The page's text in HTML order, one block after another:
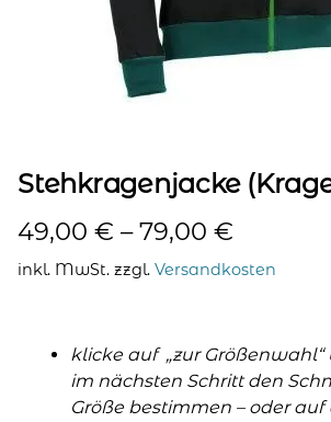
Stehkragenjacke
49,00 € –79,00 €
inkl. MwSt. zzgl. Versandkosten
klicke auf „zur
im nächsten Schritt den
Größe bestimmen – oder auf